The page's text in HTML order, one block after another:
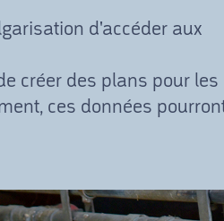
d'accéder aux
créer des plans pour les
ces données